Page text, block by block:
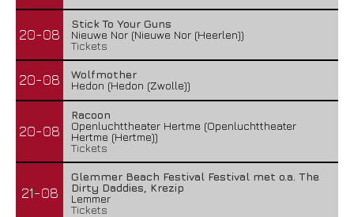
20-08
Stick To Your Guns
Nieuwe Nor (Nieuwe Nor (Heerlen))
Tickets
20-08
Wolfmother
Hedon (Hedon (Zwolle))
20-08
Racoon
Openluchttheater Hertme (Openluchttheater
Hertme (Hertme))
Tickets
21-08
Glemmer Beach Festival Festival met o.a. The
Dirty Daddies, Krezip
Lemmer
Tickets